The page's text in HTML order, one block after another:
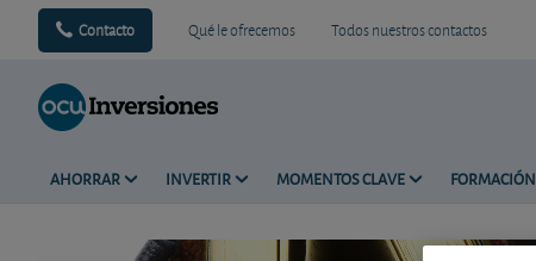
Contacto Qué le ofrecemos Todos nuestros contactos
AHORRAR INVERTIR MOMENTOS CLAVE FORMACIÓN